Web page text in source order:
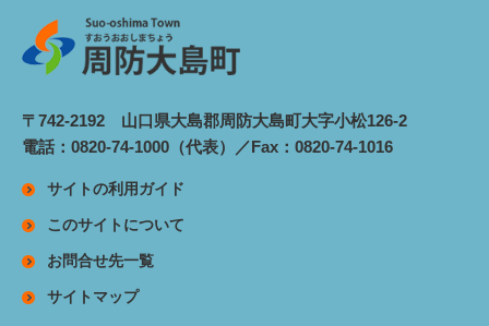
〒742-2192 山口県大島郡周防大島町大字小松126-2
電話：0820-74-1000（代表）／Fax：0820-74-1016
サイトの利用ガイド
このサイトについて
お問合せ先一覧
サイトマップ